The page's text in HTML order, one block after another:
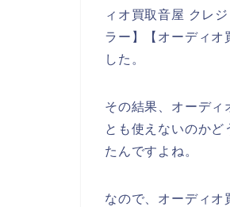
ィオ買取音屋 クレ
ラー】【オーディ
した。
その結果、オーディ
とも使えないのか
たんですよね。
なので、オーディオ